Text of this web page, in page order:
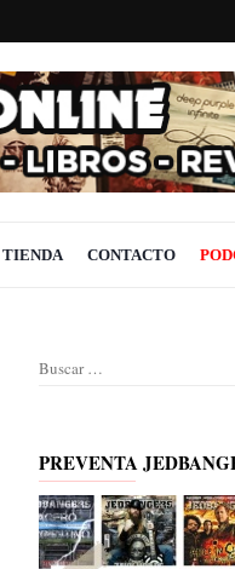
TIENDA CONTACTO
Buscar:
PREVENTA